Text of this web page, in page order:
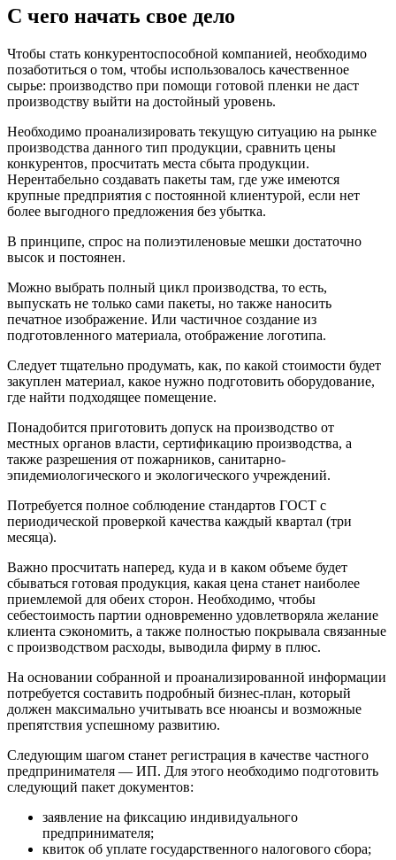
С чего начать свое дело
Чтобы стать конкурентоспособной компанией, необходимо
позаботиться о том, чтобы использовалось качественное
сырье: производство при помощи готовой пленки не даст
производству выйти на достойный уровень.
Необходимо проанализировать текущую ситуацию на рынке
производства данного тип продукции, сравнить цены
конкурентов, просчитать места сбыта продукции.
Нерентабельно создавать пакеты там, где уже имеются
крупные предприятия с постоянной клиентурой, если нет
более выгодного предложения без убытка.
В принципе, спрос на полиэтиленовые мешки достаточно
высок и постоянен.
Можно выбрать полный цикл производства, то есть,
выпускать не только сами пакеты, но также наносить
печатное изображение. Или частичное создание из
подготовленного материала, отображение логотипа.
Следует тщательно продумать, как, по какой стоимости будет
закуплен материал, какое нужно подготовить оборудование,
где найти подходящее помещение.
Понадобится приготовить допуск на производство от
местных органов власти, сертификацию производства, а
также разрешения от пожарников, санитарно-
эпидемиологического и экологического учреждений.
Потребуется полное соблюдение стандартов ГОСТ с
периодической проверкой качества каждый квартал (три
месяца).
Важно просчитать наперед, куда и в каком объеме будет
сбываться готовая продукция, какая цена станет наиболее
приемлемой для обеих сторон. Необходимо, чтобы
себестоимость партии одновременно удовлетворяла желание
клиента сэкономить, а также полностью покрывала связанные
с производством расходы, выводила фирму в плюс.
На основании собранной и проанализированной информации
потребуется составить подробный бизнес-план, который
должен максимально учитывать все нюансы и возможные
препятствия успешному развитию.
Следующим шагом станет регистрация в качестве частного
предпринимателя — ИП. Для этого необходимо подготовить
следующий пакет документов:
заявление на фиксацию индивидуального
предпринимателя;
квиток об уплате государственного налогового сбора;